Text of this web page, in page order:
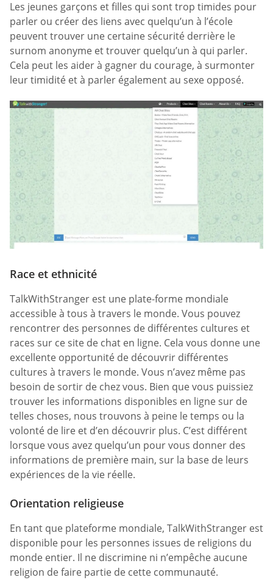
Les jeunes garçons et filles qui sont trop timides pour
parler ou créer des liens avec quelqu’un à l’école
peuvent trouver une certaine sécurité derrière le
surnom anonyme et trouver quelqu’un à qui parler.
Cela peut les aider à gagner du courage, à surmonter
leur timidité et à parler également au sexe opposé.
Race et ethnicité
TalkWithStranger est une plate-forme mondiale
accessible à tous à travers le monde. Vous pouvez
rencontrer des personnes de différentes cultures et
races sur ce site de chat en ligne. Cela vous donne une
excellente opportunité de découvrir différentes
cultures à travers le monde. Vous n’avez même pas
besoin de sortir de chez vous. Bien que vous puissiez
trouver les informations disponibles en ligne sur de
telles choses, nous trouvons à peine le temps ou la
volonté de lire et d’en découvrir plus. C’est différent
lorsque vous avez quelqu’un pour vous donner des
informations de première main, sur la base de leurs
expériences de la vie réelle.
Orientation religieuse
En tant que plateforme mondiale, TalkWithStranger est
disponible pour les personnes issues de religions du
monde entier. Il ne discrimine ni n’empêche aucune
religion de faire partie de cette communauté.